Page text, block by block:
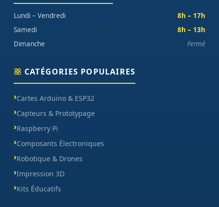
Lundi – Vendredi
8h – 17h
Samedi
8h – 13h
Dimanche
Fermé
CATÉGORIES POPULAIRES
Cartes Arduino & ESP32
Capteurs & Prototypage
Raspberry Pi
Composants Électroniques
Robotique & Drones
Impression 3D
Kits Éducatifs